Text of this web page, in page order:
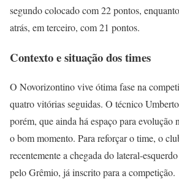
segundo colocado com 22 pontos,
atrás, em terceiro, com 21 pontos.
Contexto e situação dos times
O Novorizontino vive ótima fase na
quatro vitórias seguidas. O técnico
porém, que ainda há espaço para evolução
o bom momento. Para reforçar o time, o
recentemente a chegada do lateral-
pelo Grêmio, já inscrito para a competição.